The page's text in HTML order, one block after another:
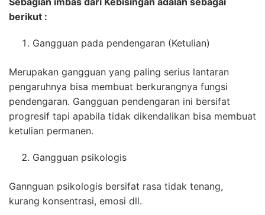
berikut :
Gangguan pada pendengaran (Ketulian)
Merupakan gangguan yang paling serius lantaran
pengaruhnya bisa membuat berkurangnya fungsi
pendengaran. Gangguan pendengaran ini bersifat
progresif tapi apabila tidak dikendalikan bisa membuat
ketulian permanen.
Gangguan psikologis
Gannguan psikologis bersifat rasa tidak tenang,
kurang konsentrasi, emosi dll.